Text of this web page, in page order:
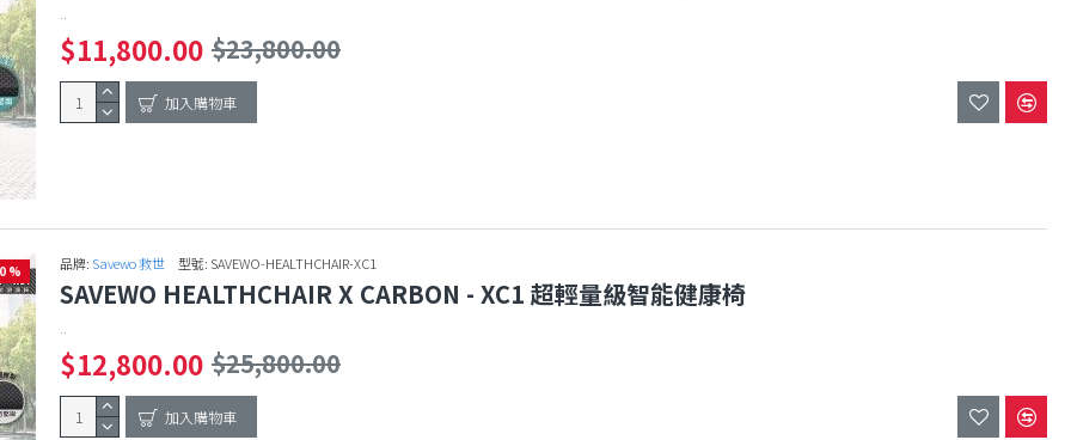
..
$11,800.00 $23,800.00
加入購物車
% 品牌: Savewo 救世 型號: SAVEWO-HEALTHCHAIR-XC1
SAVEWO HEALTHCHAIR X CARBON - XC1 超輕量級智能健康椅
..
$12,800.00 $25,800.00
加入購物車